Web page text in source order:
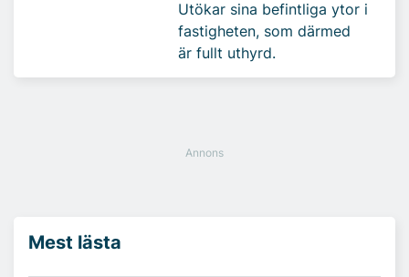
Utökar sina befintliga ytor i
fastigheten, som därmed
är fullt uthyrd.
Mest lästa